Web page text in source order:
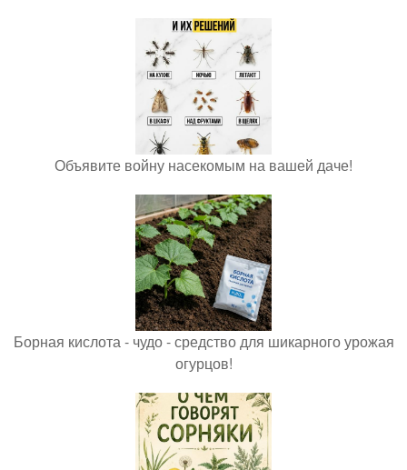
Объявите войну насекомым на вашей даче!
Борная кислота - чудо - средство для шикарного урожая
огурцов!